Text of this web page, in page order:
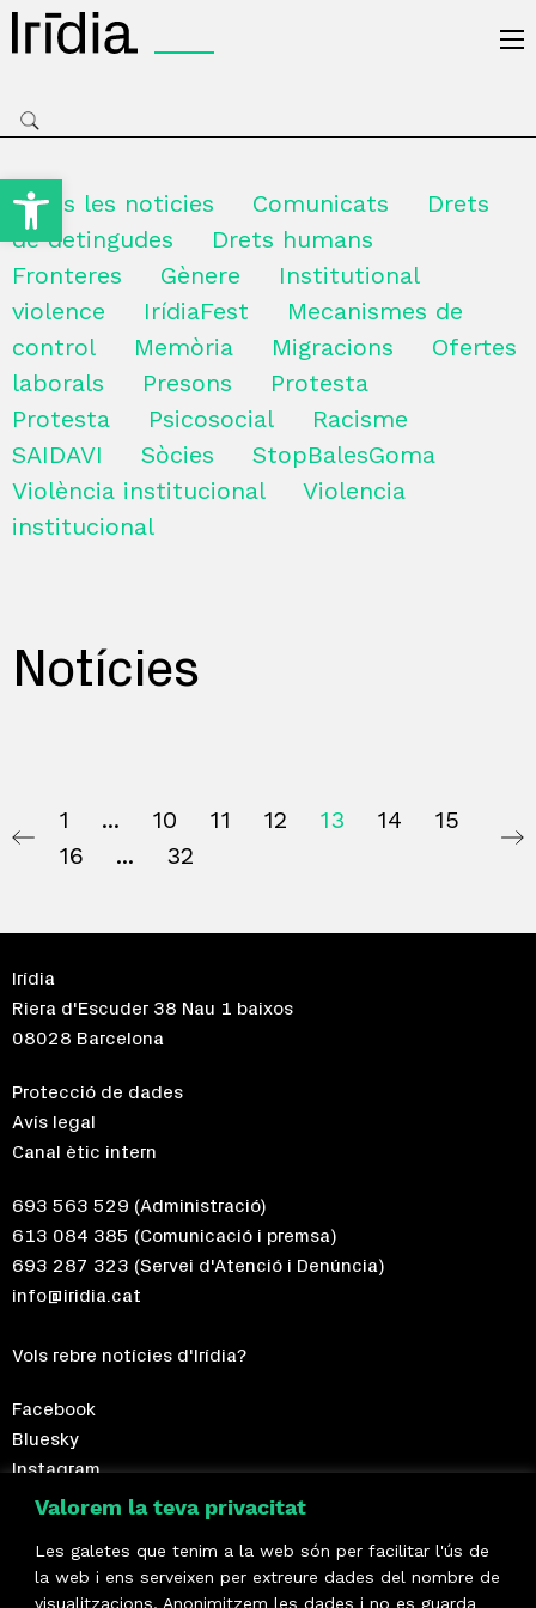
Obre la barra d'eines
Valorem la teva privacitat
Les galetes que tenim a la web són per facilitar l'ús de
la web i ens serveixen per extreure dades del nombre de
visualitzacions. Anonimitzem les dades i no es guarda
Totes les noticies Comunicats
Drets
de detingudes
Drets humans
Fronteres
Gènere
Institutional
violence
IrídiaFest
Mecanismes de
control
Memòria Migracions
Ofertes
laborals
Presons
Protesta
Protesta
Psicosocial
Racisme
SAIDAVI
Sòcies
StopBalesGoma
Violència institucional
Violencia
institucional
Notícies
1 10 11 12 13 14
15
16
32
Irídia
Riera d'Escuder 38 Nau 1 baixos
08028 Barcelona
Protecció de dades
Avís legal
Canal ètic intern
693 563 529 (Administració)
613 084 385 (Comunicació i premsa)
693 287 323 (Servei d'Atenció i Denúncia)
info@iridia.cat
Vols rebre notícies d'Irídia?
Facebook
Bluesky
Instagram
Telegram
Fes-te sòcia!